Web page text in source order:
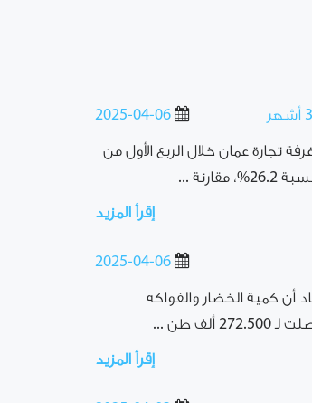
2025-04-06
تجارة عمان خلال الربع الأول من
...
إقرأ المزيد
2025-04-06
كمية الخضار والفواكه
طن ...
إقرأ المزيد